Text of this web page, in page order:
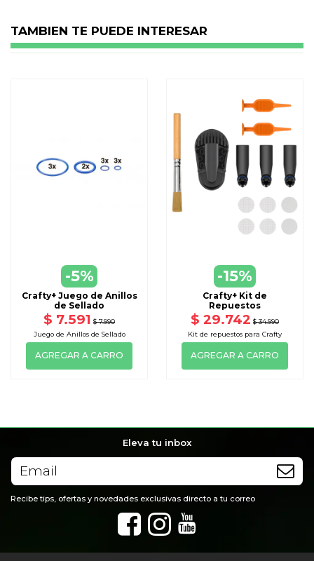
TAMBIEN TE PUEDE INTERESAR
-5%
Crafty+ Juego de Anillos
de Sellado
$ 7.591 $ 7.990
Juego de Anillos de Sellado
AGREGAR A CARRO
-15%
Crafty+ Kit de
Repuestos
$ 29.742 $ 34.990
Kit de repuestos para Crafty
AGREGAR A CARRO
Eleva tu inbox
Recibe tips, ofertas y novedades exclusivas directo a tu correo